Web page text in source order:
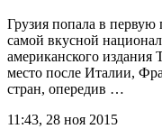
Грузия попала в первую
самой вкусной
американского издания
место после Италии,
стран, опередив …
11:43, 28 ноя 2015